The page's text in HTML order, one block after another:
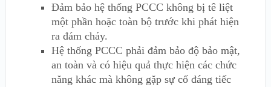
Đảm bảo hệ thống PCCC không bị tê liệt
một phần hoặc toàn bộ trước khi phát hiện
ra đám cháy.
Hệ thống PCCC phải đảm bảo độ bảo mật,
an toàn và có hiệu quả thực hiện các chức
năng khác mà không gặp sự cố đáng tiếc